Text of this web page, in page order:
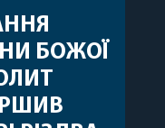
БОЖОЇ